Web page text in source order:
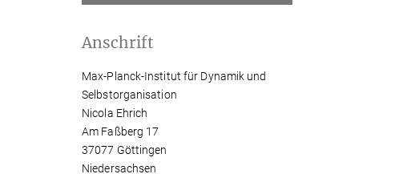
Anschrift
Max-Planck-Institut für Dynamik und
Selbstorganisation
Nicola Ehrich
Am Faßberg 17
37077 Göttingen
Niedersachsen